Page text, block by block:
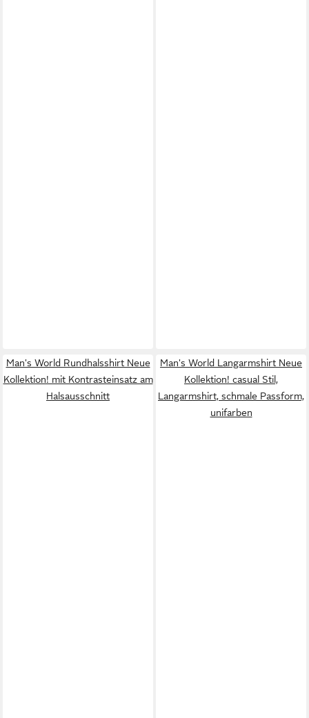
Man's World Rundhalsshirt Neue
Kollektion! mit Kontrasteinsatz am
Halsausschnitt
Man's World Langarmshirt Neue
Kollektion! casual Stil,
Langarmshirt, schmale Passform,
unifarben